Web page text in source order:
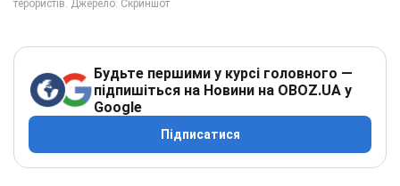
Будьте першими у курсі головного —
підпишіться на Новини на OBOZ.UA у
Google
Підписатися